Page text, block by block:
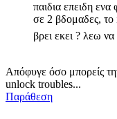
παιδια επειδη
σε 2 βδομαδες,
βρει εκει ? λεω
Απόφυγε όσο μπορείς
unlock troubles...
Παράθεση